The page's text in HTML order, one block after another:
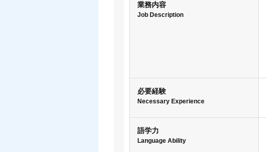
業務内容
Job Description
必要経験
Necessary Experience
語学力
Language Ability